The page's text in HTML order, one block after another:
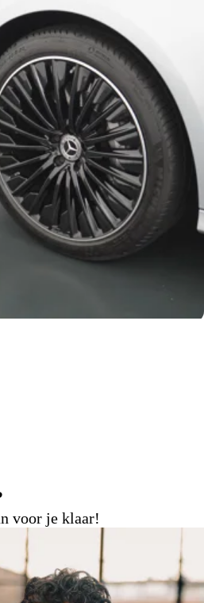
velgen
voor je klaar!